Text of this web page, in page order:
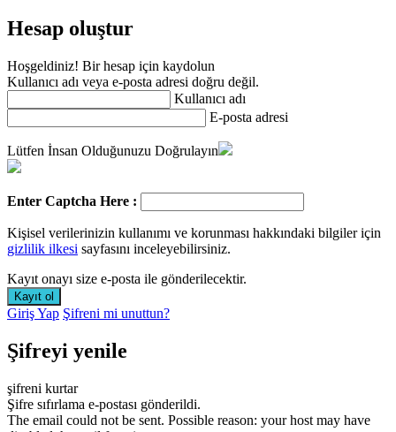
Hesap oluştur
Hoşgeldiniz! Bir hesap için kaydolun
Kullanıcı adı veya e-posta adresi doğru değil.
Kullanıcı adı
E-posta adresi
Lütfen İnsan Olduğunuzu Doğrulayın
Enter Captcha Here :
Kişisel verilerinizin kullanımı ve korunması hakkındaki bilgiler için
gizlilik ilkesi sayfasını inceleyebilirsiniz.
Kayıt onayı size e-posta ile gönderilecektir.
Giriş Yap Şifreni mi unuttun?
Şifreyi yenile
şifreni kurtar
Şifre sıfırlama e-postası gönderildi.
The email could not be sent. Possible reason: your host may have